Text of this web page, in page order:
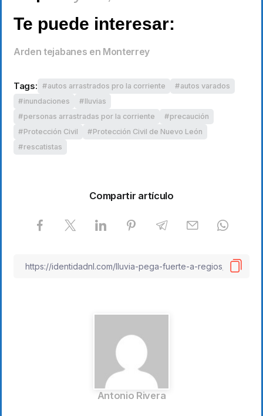
Te puede interesar:
Arden tejabanes en Monterrey
Tags: autos arrastrados pro la corriente
autos varados
inundaciones
lluvias
personas arrastradas por la corriente
precaución
Protección Civil
Protección Civil de Nuevo León
rescatistas
Compartir artículo
Antonio Rivera